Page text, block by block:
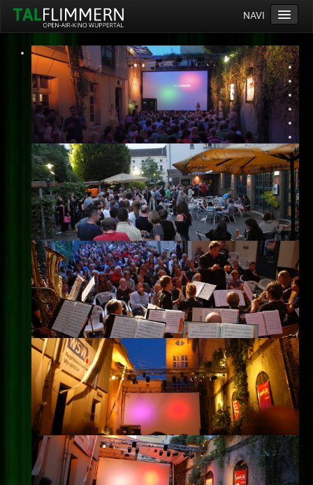
NAVI
Home
Programm
Service
Ticketinfos
Ort
Anreise
Wetter
Kinogutschein
Konzept
Archiv
Kontakt
Impressum
Datenschutz